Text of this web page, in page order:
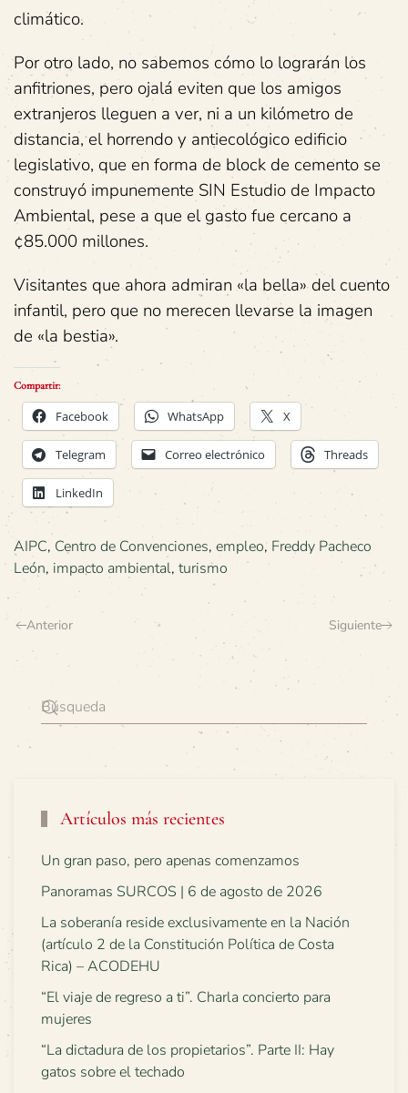
climático.
Por otro lado, no sabemos cómo lo lograrán los
anfitriones, pero ojalá eviten que los amigos
extranjeros lleguen a ver, ni a un kilómetro de
distancia, el horrendo y antiecológico edificio
legislativo, que en forma de block de cemento se
construyó impunemente SIN Estudio de Impacto
Ambiental, pese a que el gasto fue cercano a
¢85.000 millones.
Visitantes que ahora admiran «la bella» del cuento
infantil, pero que no merecen llevarse la imagen
de «la bestia».
Compartir:
Facebook WhatsApp X
Telegram Correo electrónico Threads
LinkedIn
AIPC, Centro de Convenciones, empleo, Freddy Pacheco
León, impacto ambiental, turismo
Anterior Siguiente
Artículos más recientes
Un gran paso, pero apenas comenzamos
Panoramas SURCOS | 6 de agosto de 2026
La soberanía reside exclusivamente en la Nación
(artículo 2 de la Constitución Política de Costa
Rica) – ACODEHU
“El viaje de regreso a ti”. Charla concierto para
mujeres
“La dictadura de los propietarios”. Parte II: Hay
gatos sobre el techado